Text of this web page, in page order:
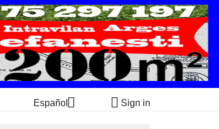
Español  Sign in